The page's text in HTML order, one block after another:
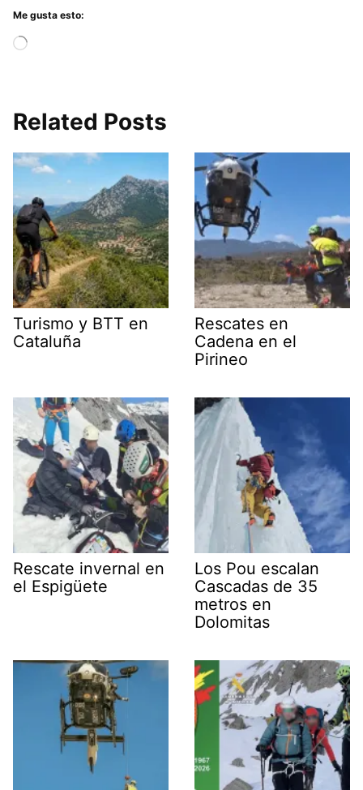
Me gusta esto:
Related Posts
Turismo y BTT en
Cataluña
Rescates en
Cadena en el
Pirineo
Rescate invernal en
el Espigüete
Los Pou escalan
Cascadas de 35
metros en
Dolomitas